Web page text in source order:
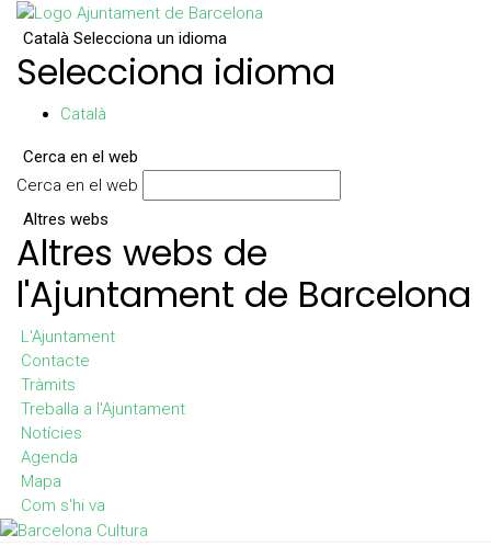
Català Selecciona un idioma
Selecciona idioma
Català
Cerca en el web
Cerca en el web
Altres webs
Altres webs de
l'Ajuntament de Barcelona
L'Ajuntament
Contacte
Tràmits
Treballa a l'Ajuntament
Notícies
Agenda
Mapa
Com s'hi va